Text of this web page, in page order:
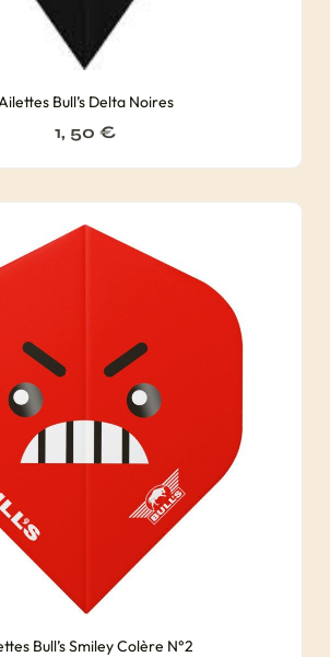
Ailettes Bull’s Delta Noires
1, 50 €
Bull’s Smiley Colère N°2